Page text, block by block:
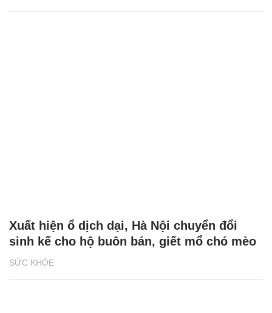
SỨC KHỎE
Xuất hiện ổ dịch dại, Hà Nội chuyển đổi
sinh kế cho hộ buôn bán, giết mổ chó mèo